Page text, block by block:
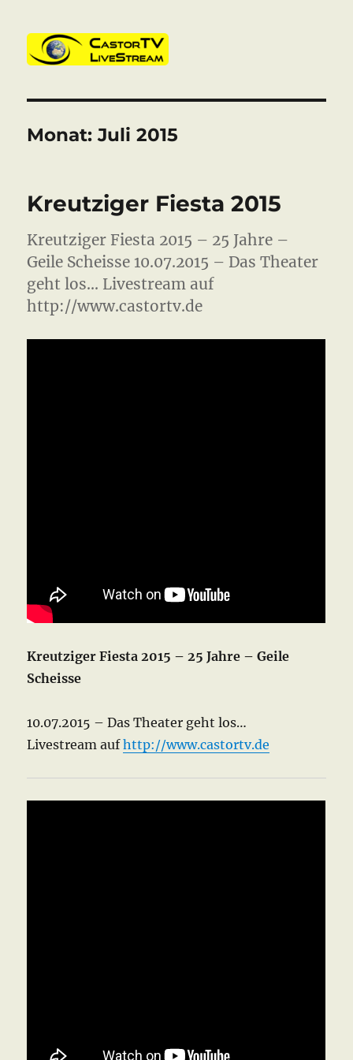
Monat:Juli 2015
Kreutziger Fiesta 2015
Kreutziger Fiesta 2015 – 25 Jahre –
Geile Scheisse 10.07.2015 – Das Theater
geht los… Livestream auf
http://www.castortv.de
Kreutziger Fiesta 2015 – 25 Jahre – Geile
Scheisse
10.07.2015 – Das Theater geht los…
Livestream aufhttp://www.castortv.de